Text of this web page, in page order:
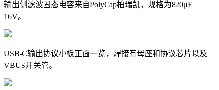
输出侧滤波固态电容来自PolyCap柏瑞凯，规格为820μF
16V。
USB-C输出协议小板正面一览，焊接有母座和协议芯片以及
VBUS开关管。